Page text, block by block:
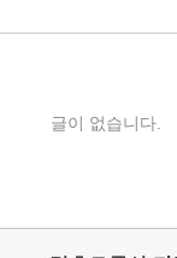
글이 없습니다.